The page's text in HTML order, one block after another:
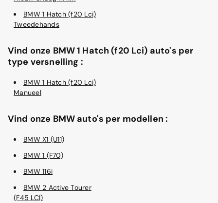
BMW 1 Hatch (f20 Lci)
Tweedehands
Vind onze BMW 1 Hatch (f20 Lci) auto's per
type versnelling :
BMW 1 Hatch (f20 Lci)
Manueel
Vind onze BMW auto's per modellen :
BMW X1 (U11)
BMW 1 (F70)
BMW 116i
BMW 2 Active Tourer
(F45 LCI)